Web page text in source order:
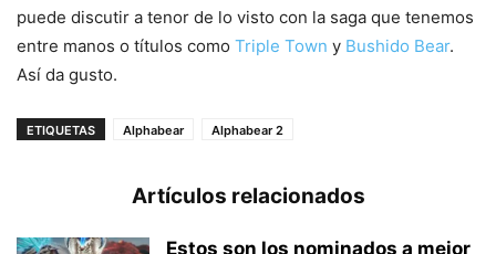
puede discutir a tenor de lo visto con la saga que tenemos
entre manos o títulos como Triple Town y Bushido Bear.
Así da gusto.
ETIQUETAS Alphabear Alphabear 2
Artículos relacionados
Estos son los nominados a mejor